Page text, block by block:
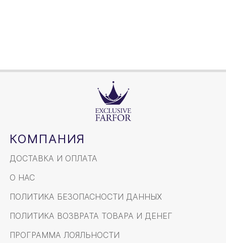
КОМПАНИЯ
ДОСТАВКА И ОПЛАТА
О НАС
ПОЛИТИКА БЕЗОПАСНОСТИ ДАННЫХ
ПОЛИТИКА ВОЗВРАТА ТОВАРА И ДЕНЕГ
ПРОГРАММА ЛОЯЛЬНОСТИ